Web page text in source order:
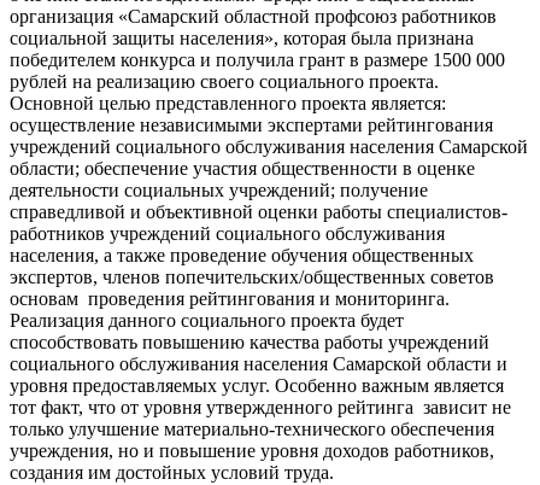
организация «Самарский областной профсоюз работников
социальной защиты населения», которая была признана
победителем конкурса и получила грант в размере 1500 000
рублей на реализацию своего социального проекта.
Основной целью представленного проекта является:
осуществление независимыми экспертами рейтингования
учреждений социального обслуживания населения Самарской
области; обеспечение участия общественности в оценке
деятельности социальных учреждений; получение
справедливой и объективной оценки работы специалистов-
работников учреждений социального обслуживания
населения, а также проведение обучения общественных
экспертов, членов попечительских/общественных советов
основам проведения рейтингования и мониторинга.
Реализация данного социального проекта будет
способствовать повышению качества работы учреждений
социального обслуживания населения Самарской области и
уровня предоставляемых услуг. Особенно важным является
тот факт, что от уровня утвержденного рейтинга зависит не
только улучшение материально-технического обеспечения
учреждения, но и повышение уровня доходов работников,
создания им достойных условий труда.